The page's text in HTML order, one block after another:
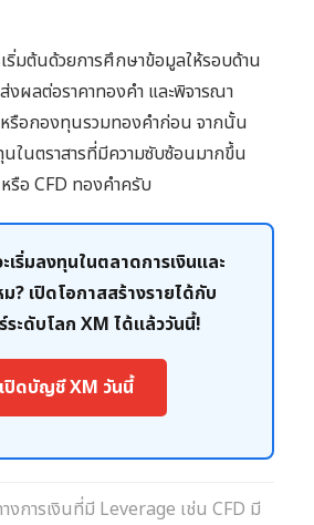
มต้นด้วยการศึกษาข้อมูลให้รอบด้าน
งผลต่อราคาทองคำ และพิจารณา
รือกองทุนรวมทองคำก่อน จากนั้น
ในตราสารที่มีความซับซ้อนมากขึ้น
รือ CFD ทองคำครับ
ริ่มลงทุนในตลาดการเงินและ
? เปิดโอกาสสร้างรายได้กับ
ระดับโลก XM ได้แล้ววันนี้!
เปิดบัญชี XM วันนี้
างการเงินที่มี Leverage เช่น CFD มี